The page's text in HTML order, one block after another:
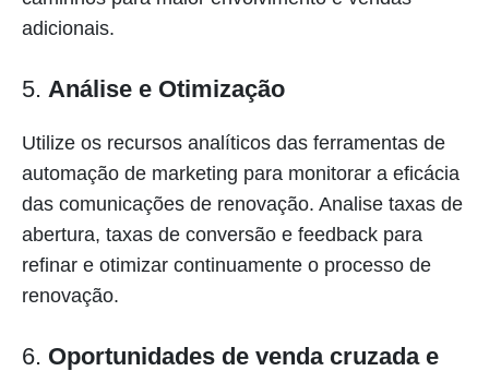
adicionais.
5. Análise e Otimização
Utilize os recursos analíticos das ferramentas de
automação de marketing para monitorar a eficácia
das comunicações de renovação. Analise taxas de
abertura, taxas de conversão e feedback para
refinar e otimizar continuamente o processo de
renovação.
6. Oportunidades de venda cruzada e